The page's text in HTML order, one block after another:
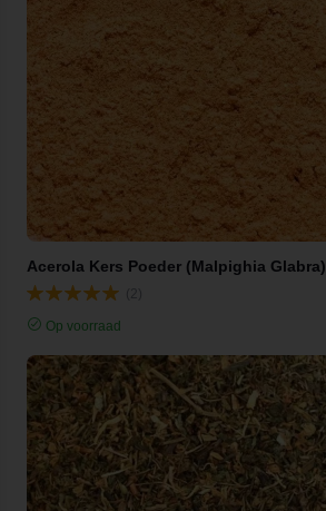
Acerola Kers Poeder (Malpighia Glabra)
Op voorraad